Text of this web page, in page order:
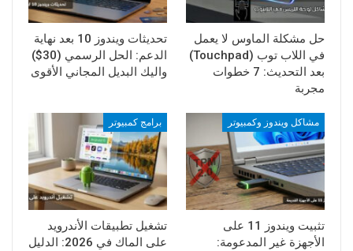
حل مشكلة الماوس لا يعمل
في اللاب توب (Touchpad)
بعد التحديث: 7 خطوات
مجربة
تحديثات ويندوز 10 بعد نهاية
الدعم: الحل الرسمي (30$)
واليك البديل المجاني الأقوى
مشاكل ويندوز وكمبيوتر
تثبيت ويندوز 11 على
الأجهزة غير المدعومة:
برامج كمبيوتر
تشغيل تطبيقات الأندرويد
على الماك في 2026: الدليل